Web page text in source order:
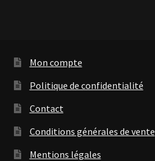
Mon compte
Politique de confidentialité
Contact
Conditions générales de vente
Mentions légales